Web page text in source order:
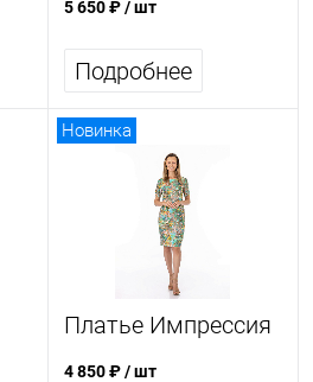
5 650 ₽/ шт
Подробнее
Новинка
Платье Импрессия
4 850 ₽/ шт